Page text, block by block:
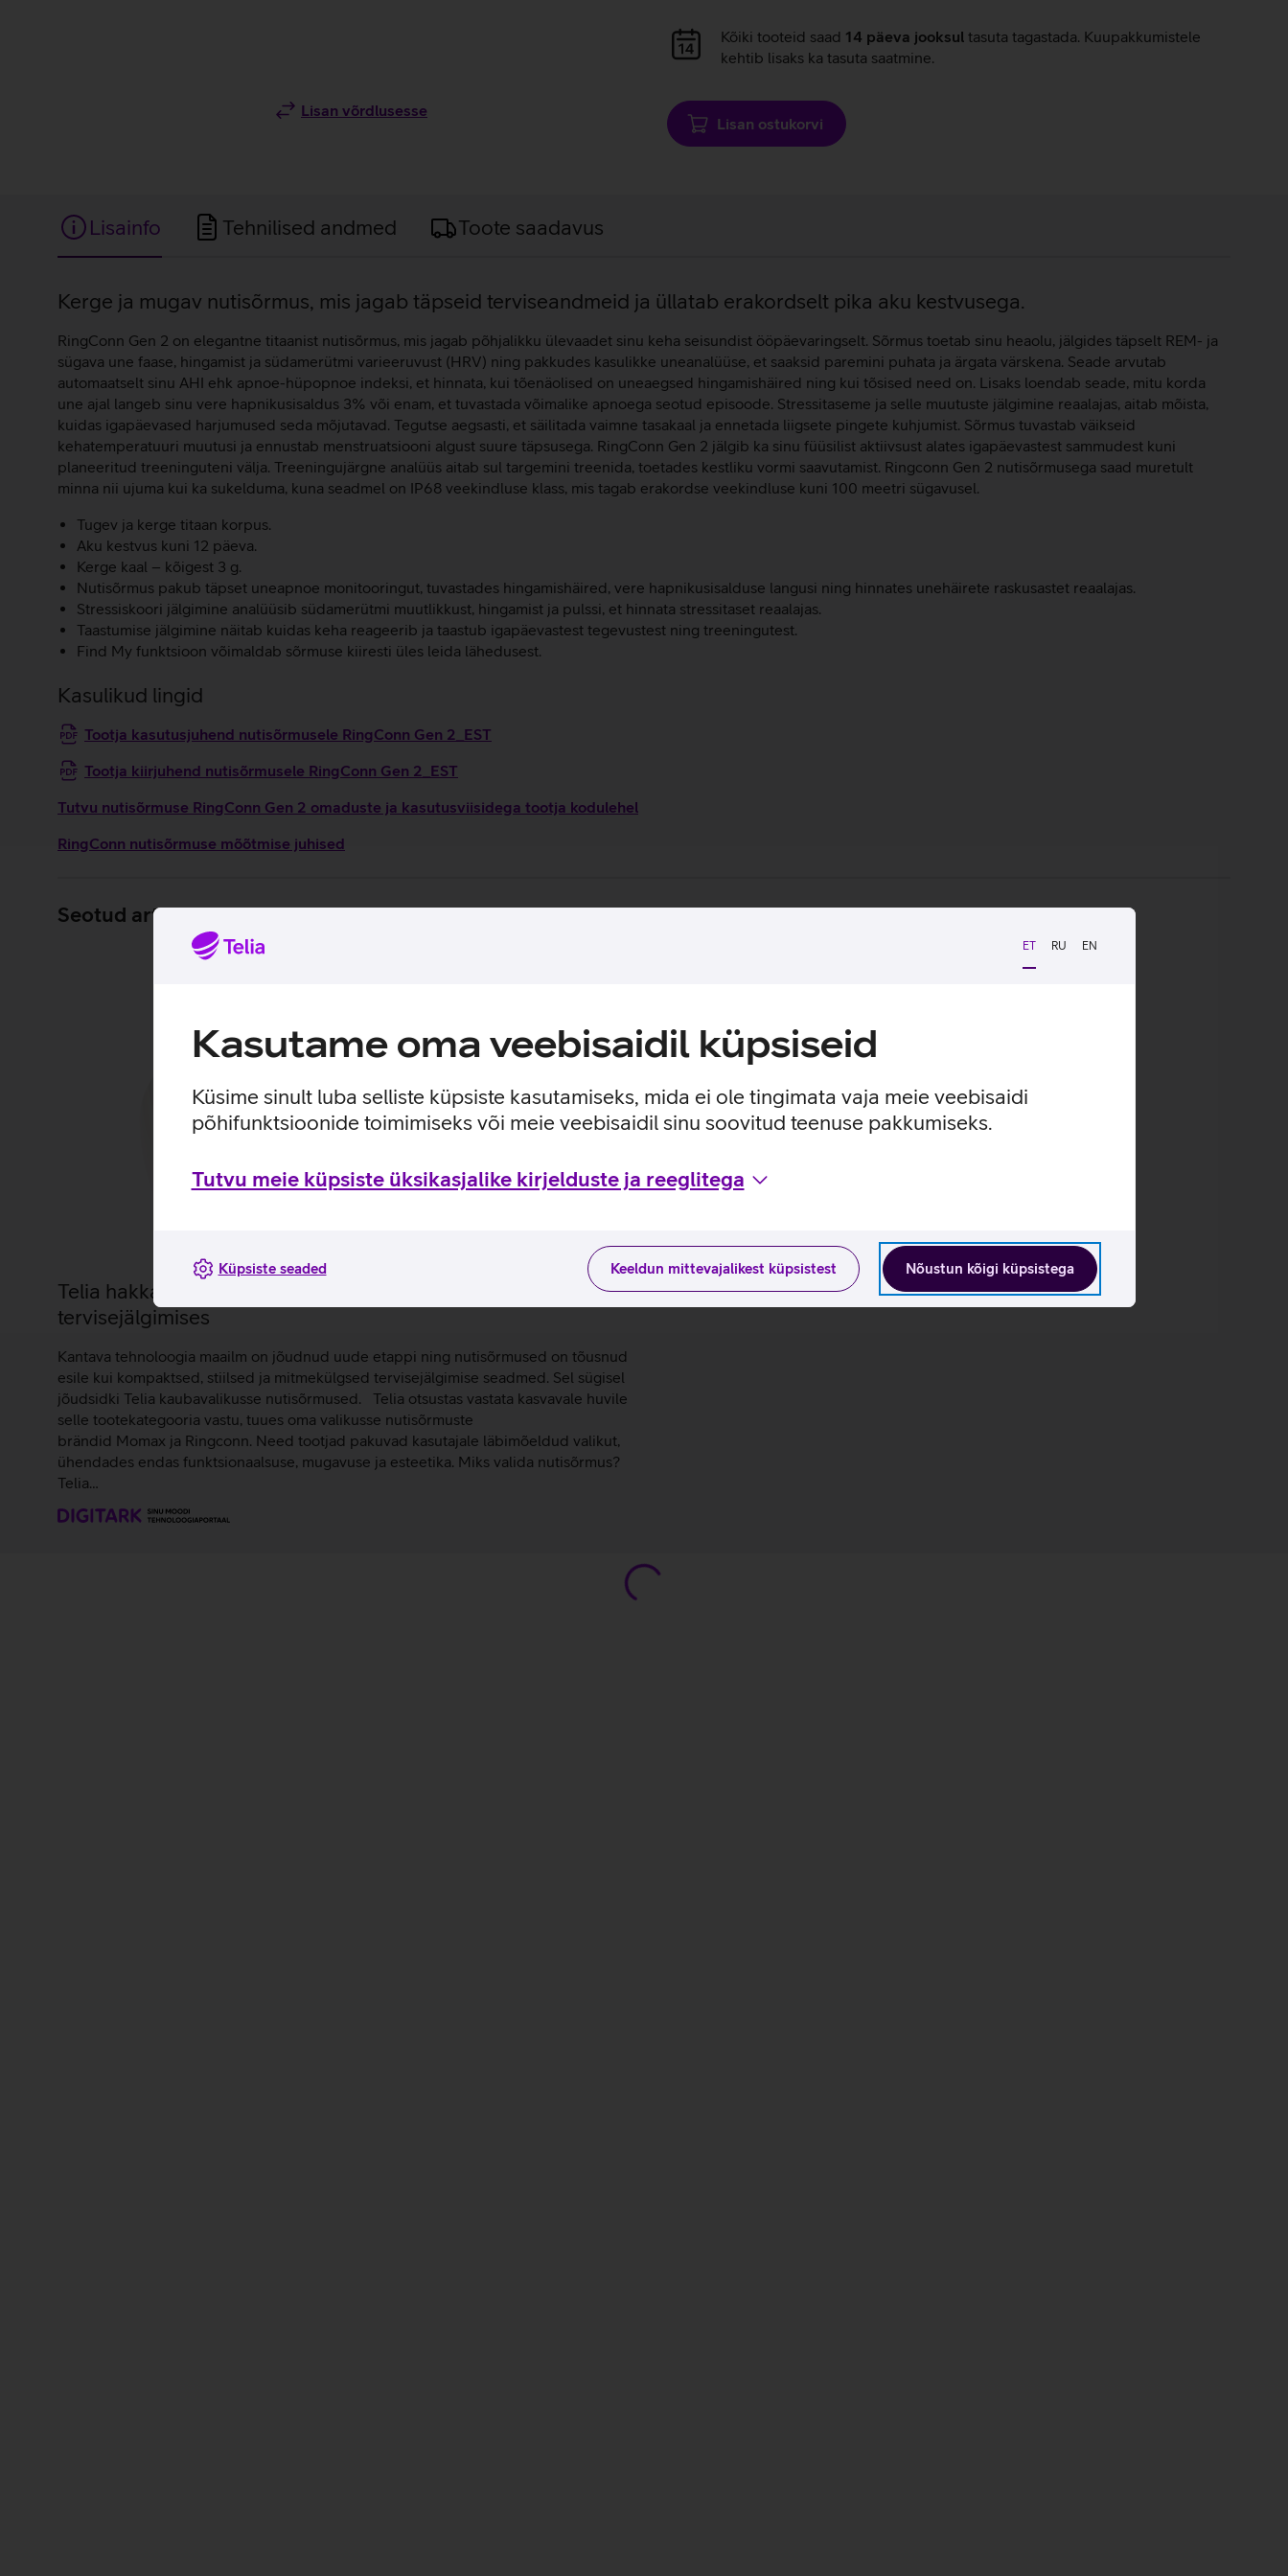
ET RU EN
Kasutame oma veebisaidil küpsiseid
Küsime sinult luba selliste küpsiste kasutamiseks, mida ei ole tingimata vaja meie veebisaidi
põhifunktsioonide toimimiseks või meie veebisaidil sinu soovitud teenuse pakkumiseks.
Tutvu meie küpsiste üksikasjalike kirjelduste ja reeglitega
Nõustun kõigi küpsistega
Keeldun mittevajalikest küpsistest
Küpsiste seaded
Lisan võrdlusesse
Andmete
laadimine
Kõiki tooteid saad 14 päeva jooksul tasuta tagastada. Kuupakkumistele
kehtib lisaks ka tasuta saatmine.
Lisan ostukorvi
Lisainfo Tehnilised andmed Toote saadavus
Lisainfo
Kerge ja mugav nutisõrmus, mis jagab täpseid terviseandmeid ja üllatab erakordselt pika aku kestvusega.
RingConn Gen 2 on elegantne titaanist nutisõrmus, mis jagab põhjalikku ülevaadet sinu keha seisundist ööpäevaringselt. Sõrmus toetab sinu heaolu, jälgides täpselt REM- ja
sügava une faase, hingamist ja südamerütmi varieeruvust (HRV) ning pakkudes kasulikke uneanalüüse, et saaksid paremini puhata ja ärgata värskena. Seade arvutab
automaatselt sinu AHI ehk apnoe-hüpopnoe indeksi, et hinnata, kui tõenäolised on uneaegsed hingamishäired ning kui tõsised need on. Lisaks loendab seade, mitu korda
une ajal langeb sinu vere hapnikusisaldus 3% või enam, et tuvastada võimalike apnoega seotud episoode. Stressitaseme ja selle muutuste jälgimine reaalajas, aitab mõista,
kuidas igapäevased harjumused seda mõjutavad. Tegutse aegsasti, et säilitada vaimne tasakaal ja ennetada liigsete pingete kuhjumist. Sõrmus tuvastab väikseid
kehatemperatuuri muutusi ja ennustab menstruatsiooni algust suure täpsusega. RingConn Gen 2 jälgib ka sinu füüsilist aktiivsust alates igapäevastest sammudest kuni
planeeritud treeninguteni välja. Treeningujärgne analüüs aitab sul targemini treenida, toetades kestliku vormi saavutamist. Ringconn Gen 2 nutisõrmusega saad muretult
minna nii ujuma kui ka sukelduma, kuna seadmel on IP68 veekindluse klass, mis tagab erakordse veekindluse kuni 100 meetri sügavusel.
Tugev ja kerge titaan korpus.
Aku kestvus kuni 12 päeva.
Kerge kaal – kõigest 3 g.
Nutisõrmus pakub täpset uneapnoe monitooringut, tuvastades hingamishäired, vere hapnikusisalduse langusi ning hinnates unehäirete raskusastet reaalajas.
Stressiskoori jälgimine analüüsib südamerütmi muutlikkust, hingamist ja pulssi, et hinnata stressitaset reaalajas.
Taastumise jälgimine näitab kuidas keha reageerib ja taastub igapäevastest tegevustest ning treeningutest.
Find My funktsioon võimaldab sõrmuse kiiresti üles leida lähedusest.
Kasulikud lingid
Tootja kasutusjuhend nutisõrmusele RingConn Gen 2_EST
Tootja kiirjuhend nutisõrmusele RingConn Gen 2_EST
Tutvu nutisõrmuse RingConn Gen 2 omaduste ja kasutusviisidega tootja kodulehel
RingConn nutisõrmuse mõõtmise juhised
Seotud artiklid ja videod
Telia hakkas Eestis nutisõrmuseid müüma: uus tase
tervisejälgimises
Kantava tehnoloogia maailm on jõudnud uude etappi ning nutisõrmused on tõusnud
esile kui kompaktsed, stiilsed ja mitmekülgsed tervisejälgimise seadmed. Sel sügisel
jõudsidki Telia kaubavalikusse nutisõrmused. Telia otsustas vastata kasvavale huvile
selle tootekategooria vastu, tuues oma valikusse nutisõrmuste
brändid Momax ja Ringconn. Need tootjad pakuvad kasutajale läbimõeldud valikut,
ühendades endas funktsionaalsuse, mugavuse ja esteetika. Miks valida nutisõrmus?
Telia…